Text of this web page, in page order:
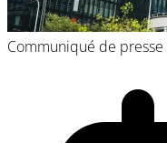
Communiqué de presse